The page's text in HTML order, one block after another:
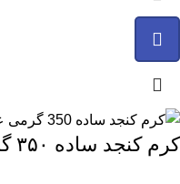
کرم کنجد ساده ۳۵۰ گرمی عقاب